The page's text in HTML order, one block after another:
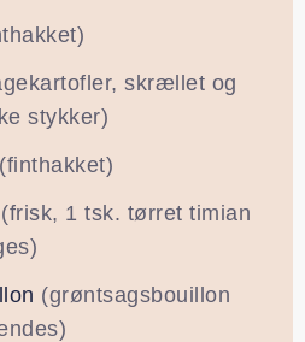
skrællet og
stykker)
(finthakket)
(frisk, 1 tsk. tørret timian
(grøntsagsbouillon